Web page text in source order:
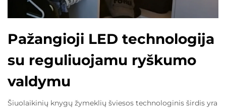
Pažangioji LED technologija
su reguliuojamu ryškumo
valdymu
Šiuolaikinių knygų žymeklių šviesos technologinis širdis yra